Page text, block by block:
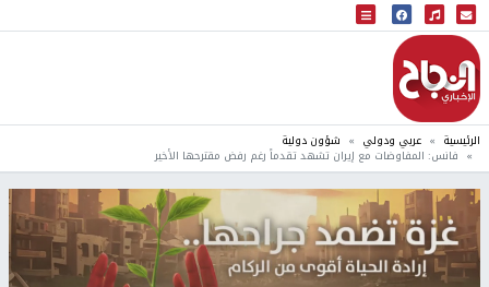
البث المباشر
إذاعة النجاح
الرئيسية عربي ودولي شؤون دولية
فانس: المفاوضات مع إيران تشهد تقدماً رغم رفض مقترحها الأخير